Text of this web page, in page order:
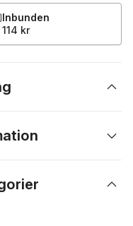
Inbunden
114 kr